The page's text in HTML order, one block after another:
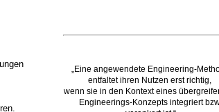
„Eine angewendete Engineering-
entfaltet ihren Nutzen erst richtig,
wenn sie in den Kontext eines
Engineerings-Konzepts integriert